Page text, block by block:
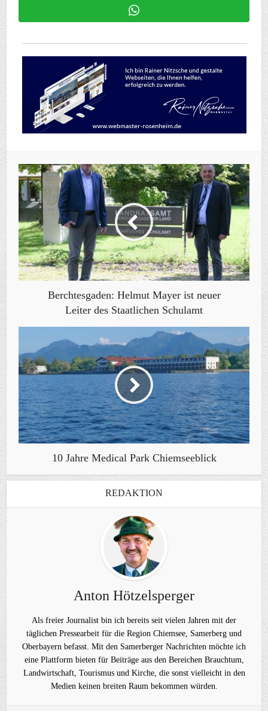
Berchtesgaden: Helmut Mayer ist neuer
Leiter des Staatlichen Schulamt
10 Jahre Medical Park Chiemseeblick
REDAKTION
Anton Hötzelsperger
Als freier Journalist bin ich bereits seit vielen Jahren mit der
täglichen Pressearbeit für die Region Chiemsee, Samerberg und
Oberbayern befasst. Mit den Samerberger Nachrichten möchte ich
eine Plattform bieten für Beiträge aus den Bereichen Brauchtum,
Landwirtschaft, Tourismus und Kirche, die sonst vielleicht in den
Medien keinen breiten Raum bekommen würden.